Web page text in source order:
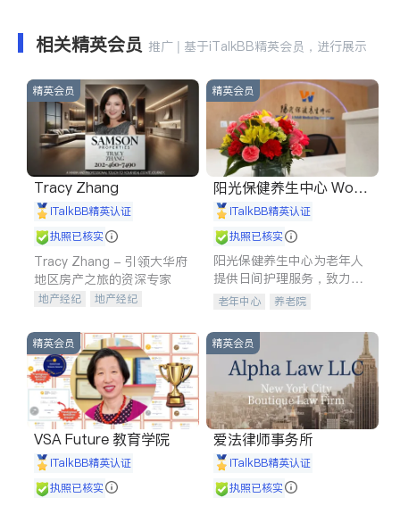
相关精英会员 推广 | 基于iTalkBB精英会员，进行展示
精英会员
Tracy Zhang
iTalkBB精英认证
执照已核实
Tracy Zhang - 引领大华府
地区房产之旅的资深专家
地产经纪
地产经纪
商铺租售
开发商建商
精英会员
阳光保健养生中心 World
shine
iTalkBB精英认证
执照已核实
阳光保健养生中心为老年人
提供日间护理服务，致力于
通过持续的护理创新来有效
老年中心 养老院
精英会员
VSA Future 教育学院
iTalkBB精英认证
执照已核实
精英会员
爱法律师事务所
iTalkBB精英认证
执照已核实